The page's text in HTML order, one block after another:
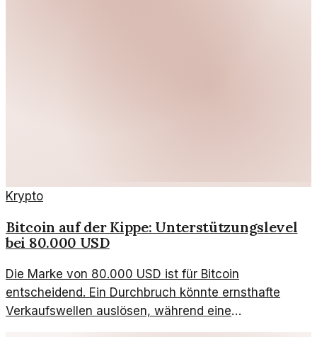
Krypto
Bitcoin auf der Kippe: Unterstützungslevel
bei 80.000 USD
Die Marke von 80.000 USD ist für Bitcoin
entscheidend. Ein Durchbruch könnte ernsthafte
Verkaufswellen auslösen, während eine
Stabilisierung neue Hoffnung bringt.